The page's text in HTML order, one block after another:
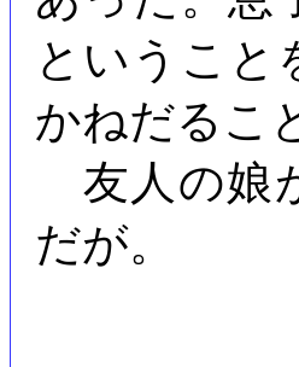
ということ
かねだるこ
友人の娘
だが。